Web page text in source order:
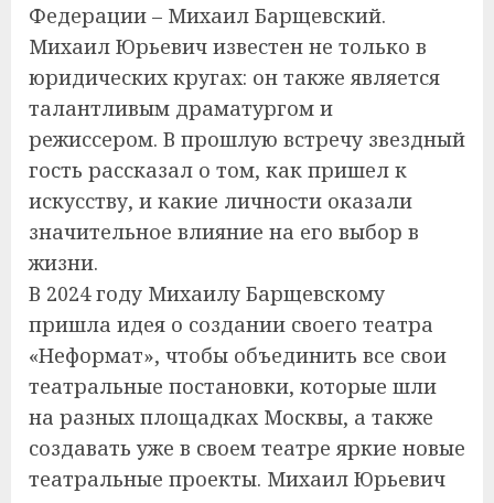
Федерации – Михаил Барщевский.
Михаил Юрьевич известен не только в
юридических кругах: он также является
талантливым драматургом и
режиссером. В прошлую встречу звездный
гость рассказал о том, как пришел к
искусству, и какие личности оказали
значительное влияние на его выбор в
жизни.
В 2024 году Михаилу Барщевскому
пришла идея о создании своего театра
«Неформат», чтобы объединить все свои
театральные постановки, которые шли
на разных площадках Москвы, а также
создавать уже в своем театре яркие новые
театральные проекты. Михаил Юрьевич